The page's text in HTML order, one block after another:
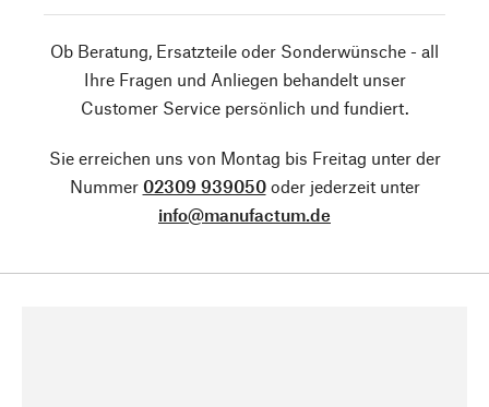
Ob Beratung, Ersatzteile oder Sonderwünsche - all
Ihre Fragen und Anliegen behandelt unser
Customer Service persönlich und fundiert.
Sie erreichen uns von Montag bis Freitag unter der
Nummer 02309 939050oder jederzeit unter
info@manufactum.de